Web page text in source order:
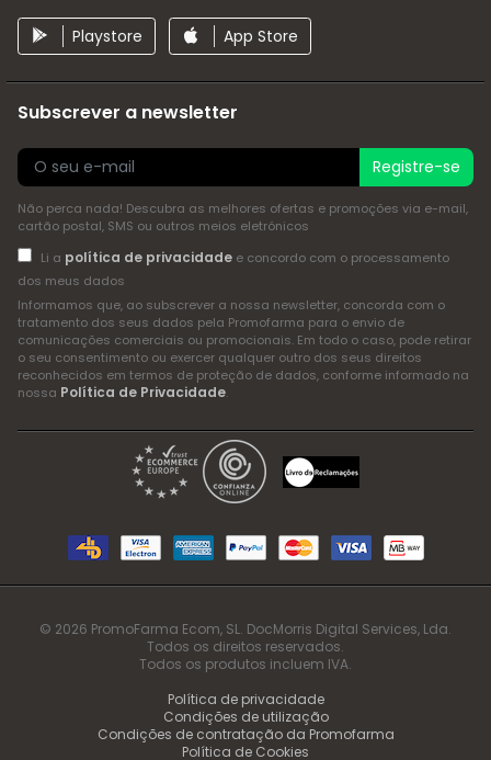
Playstore App Store
Subscrever a newsletter
Registre-se
Não perca nada! Descubra as melhores ofertas e promoções via e-mail,
cartão postal, SMS ou outros meios eletrónicos
Li a política de privacidadee concordo com o processamento
dos meus dados
Informamos que, ao subscrever a nossa newsletter, concorda com o
tratamento dos seus dados pela Promofarma para o envio de
comunicações comerciais ou promocionais. Em todo o caso, pode retirar
o seu consentimento ou exercer qualquer outro dos seus direitos
reconhecidos em termos de proteção de dados, conforme informado na
nossa Política de Privacidade.
© 2026 PromoFarma Ecom, SL. DocMorris Digital Services, Lda.
Todos os direitos reservados.
Todos os produtos incluem IVA.
Política de privacidade
Condições de utilização
Condições de contratação da Promofarma
Política de Cookies